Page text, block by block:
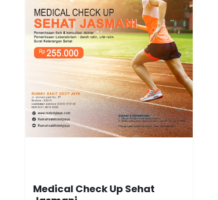
Medical Check Up Sehat